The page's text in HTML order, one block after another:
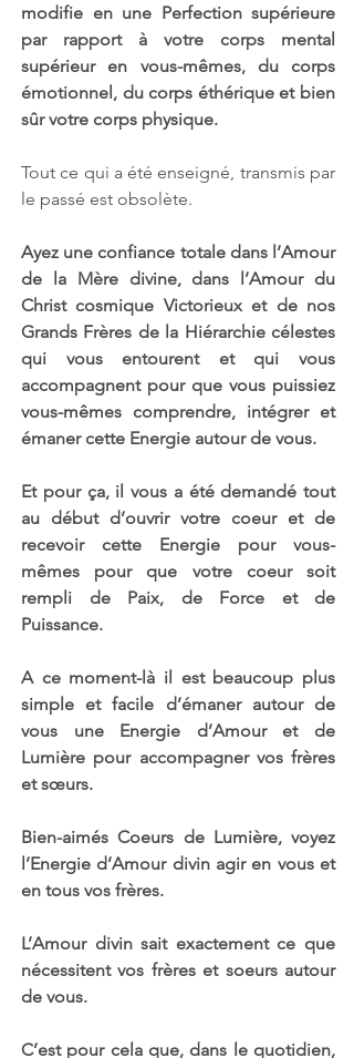
modifie en une Perfection supérieure
par rapport à votre corps mental
supérieur en vous-mêmes, du corps
émotionnel, du corps éthérique et bien
sûr votre corps physique.
Tout ce qui a été enseigné, transmis par
le passé est obsolète.
Ayez une confiance totale dans l’Amour
de la Mère divine, dans l’Amour du
Christ cosmique Victorieux et de nos
Grands Frères de la Hiérarchie célestes
qui vous entourent et qui vous
accompagnent pour que vous puissiez
vous-mêmes comprendre, intégrer et
émaner cette Energie autour de vous.
Et pour ça, il vous a été demandé tout
au début d’ouvrir votre coeur et de
recevoir cette Energie pour vous-
mêmes pour que votre coeur soit
rempli de Paix, de Force et de
Puissance.
A ce moment-là il est beaucoup plus
simple et facile d’émaner autour de
vous une Energie d’Amour et de
Lumière pour accompagner vos frères
et sœurs.
Bien-aimés Coeurs de Lumière, voyez
l’Energie d’Amour divin agir en vous et
en tous vos frères.
L’Amour divin sait exactement ce que
nécessitent vos frères et soeurs autour
de vous.
C’est pour cela que, dans le quotidien,